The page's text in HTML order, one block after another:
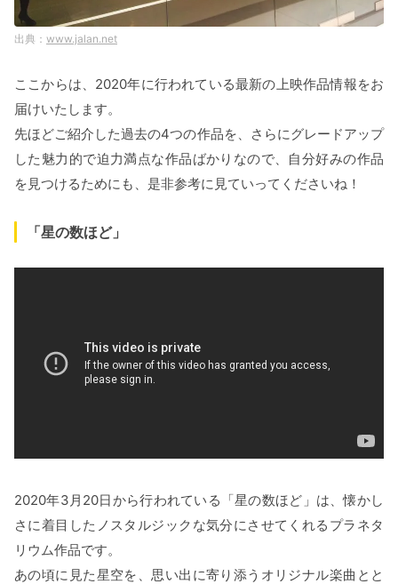
www.jalan.net
ここからは、2020年に行われている最新の上映作品情報をお
届けいたします。
先ほどご紹介した過去の4つの作品を、さらにグレードアップ
した魅力的で迫力満点な作品ばかりなので、自分好みの作品
を見つけるためにも、是非参考に見ていってくださいね！
「星の数ほど」
2020年3月20日から行われている「星の数ほど」は、懐かし
さに着目したノスタルジックな気分にさせてくれるプラネタ
リウム作品です。
あの頃に見た星空を、思い出に寄り添うオリジナル楽曲とと